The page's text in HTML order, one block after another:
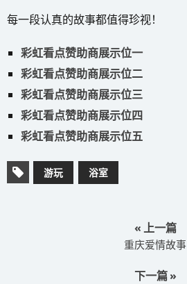
每一段认真的故事都值得珍视！
彩虹看点赞助商展示位一
彩虹看点赞助商展示位二
彩虹看点赞助商展示位三
彩虹看点赞助商展示位四
彩虹看点赞助商展示位五
游玩 浴室
« 上一篇
重庆爱情故事
下一篇 »